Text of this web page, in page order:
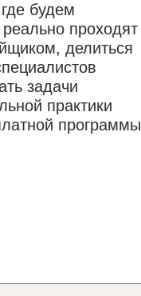
будем
проходят
делиться
задачи
практики
программы